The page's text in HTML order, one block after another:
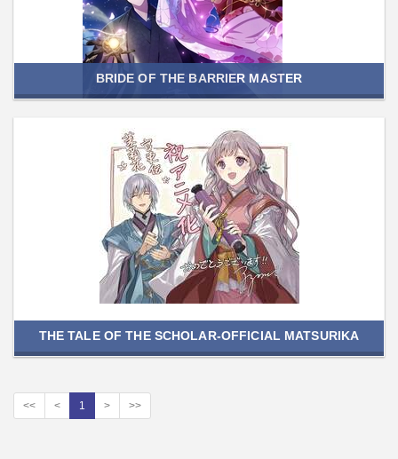
BRIDE OF THE BARRIER MASTER
THE TALE OF THE SCHOLAR-OFFICIAL MATSURIKA
<< < 1 > >>